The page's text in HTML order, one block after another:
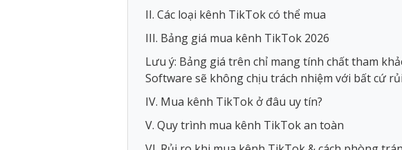
II. Các loại kênh TikTok có thể mua
III. Bảng giá mua kênh TikTok 2026
Lưu ý: Bảng giá trên chỉ mang tính chất tham
Software sẽ không chịu trách nhiệm với bất cứ
IV. Mua kênh TikTok ở đâu uy tín?
V. Quy trình mua kênh TikTok an toàn